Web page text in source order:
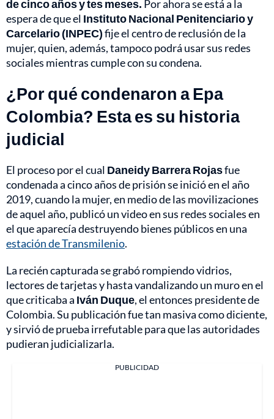
de cinco años y tes meses. Por ahora se está a la
espera de que el Instituto Nacional Penitenciario y
Carcelario (INPEC)fije el centro de reclusión de la
mujer, quien, además, tampoco podrá usar sus redes
sociales mientras cumple con su condena.
¿Por qué condenaron a Epa
Colombia? Esta es su historia
judicial
El proceso por el cual Daneidy Barrera Rojasfue
condenada a cinco años de prisión se inició en el año
2019, cuando la mujer, en medio de las movilizaciones
de aquel año, publicó un video en sus redes sociales en
el que aparecía destruyendo bienes públicos en una
estación de Transmilenio.
La recién capturada se grabó rompiendo vidrios,
lectores de tarjetas y hasta vandalizando un muro en el
que criticaba a Iván Duque, el entonces presidente de
Colombia. Su publicación fue tan masiva como diciente,
y sirvió de prueba irrefutable para que las autoridades
pudieran judicializarla.
PUBLICIDAD